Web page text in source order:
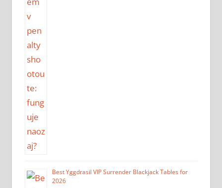
Best Yggdrasil VIP Surrender Blackjack Tables for
2026